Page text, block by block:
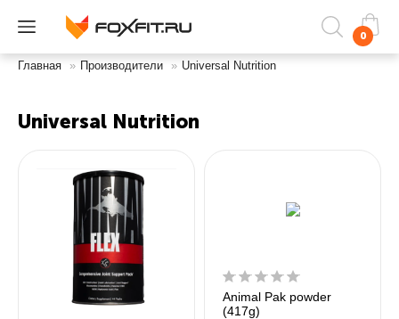
0
Главная » Производители » Universal Nutrition
Universal Nutrition
Animal Pak powder
(417g)